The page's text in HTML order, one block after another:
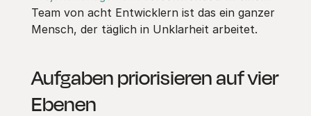
Team von acht Entwicklern ist das ein ganzer
Mensch, der täglich in Unklarheit arbeitet.
Aufgaben priorisieren auf vier
Ebenen